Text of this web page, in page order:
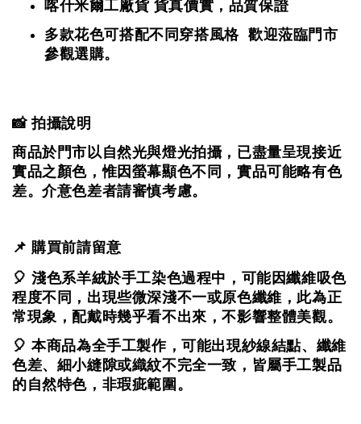
喀什米爾工廠貨 貨真價實，品質保證
多款花色可搭配不同穿搭風格 歡迎蒞臨門市
參觀選購。
📸 拍攝說明
商品於門市以自然光與燈光拍攝， 已盡量呈現接近
實品之顏色，惟因螢幕顯色不同，實品可能略有色
差。介意色差者請審慎考慮。
📌 購買前請留意
🎈 淺色系羊絨於手工染色過程中，可能因纖維吸色
程度不同，出現些微深淺不一或原色纖維，此為正
常現象，配戴時幾乎看不出來，不影響整體美觀。
🎈 本商品為全手工製作，可能出現紗線結點、纖維
色差、細小縫隙或織紋不完全一致， 皆屬手工製品
的自然特色，非瑕疵範圍。